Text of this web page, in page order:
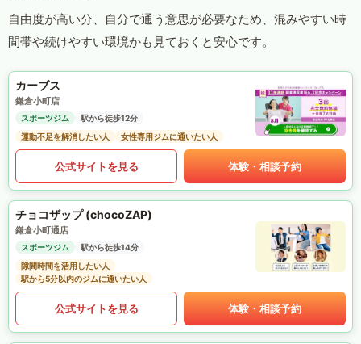
自由度が高い分、自分で通う意思が必要なため、混みやすい時
間帯や続けやすい環境かも見ておくと安心です。
カーブス
鎌倉小町店
スポーツジム
駅から徒歩12分
運動不足を解消したい人
女性専用ジムに通いたい人
公式サイトを見る 体験・相談予約
チョコザップ (chocoZAP)
鎌倉小町通店
スポーツジム
駅から徒歩14分
隙間時間を活用したい人
駅から5分以内のジムに通いたい人
公式サイトを見る 体験・相談予約